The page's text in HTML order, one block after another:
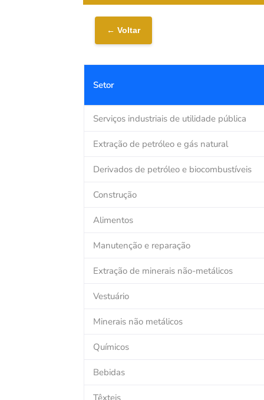
← Voltar
Setor
Serviços industriais de utilidade pública
Extração de petróleo e gás natural
Derivados de petróleo e biocombustíveis
Construção
Alimentos
Manutenção e reparação
Extração de minerais não-metálicos
Vestuário
Minerais não metálicos
Químicos
Bebidas